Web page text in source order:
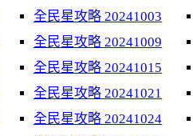
全民星攻略 20241003
全民星攻略 20241009
全民星攻略 20241015
全民星攻略 20241021
全民星攻略 20241024